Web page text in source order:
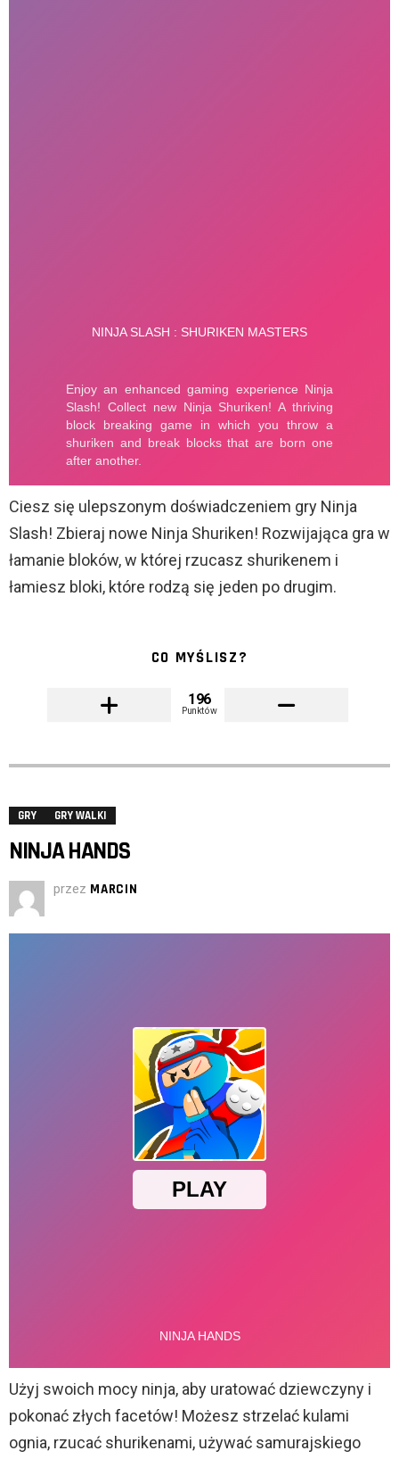
Ciesz się ulepszonym doświadczeniem gry Ninja
Slash! Zbieraj nowe Ninja Shuriken! Rozwijająca gra w
łamanie bloków, w której rzucasz shurikenem i
łamiesz bloki, które rodzą się jeden po drugim.
CO MYŚLISZ?
196
Punktów
GRY GRY WALKI
NINJA HANDS
przez MARCIN
Użyj swoich mocy ninja, aby uratować dziewczyny i
pokonać złych facetów! Możesz strzelać kulami
ognia, rzucać shurikenami, używać samurajskiego